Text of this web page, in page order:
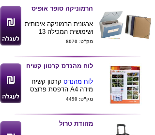
הרמוניקה סופר אופיס
ארגונית הרמוניקה איכותית
ושימושית המכילה 13
תאים שקופים וחזקים
לרישום
בחזית 2 כיסים לכרטיסי
ביקור ורישום פרטים
אישיים
המוצר עשוי פוליפורפילן
עבה ואיכותי , סגירה
באמצעות שתי גומיות .
: חום , שחור ,חלבי שקוף
וכחול .
מק"ט: 8070
לוח מהנדס קרטון קשיח
לוח מהנדס קרטון קשיח
מידה A4 הדפסת פרוצס
ע"ג שני הצדדים . מינימום
מק"ט: 4490
מזוודת טרול